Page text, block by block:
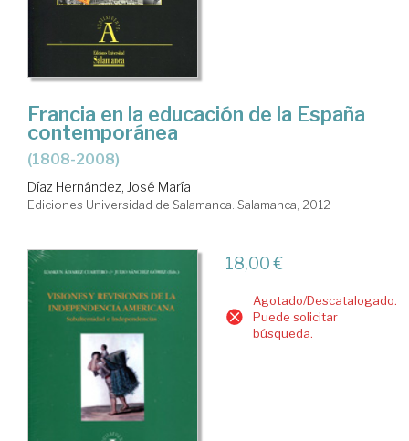
Francia en la educación de la España
contemporánea
(1808-2008)
Díaz Hernández, José María
Ediciones Universidad de Salamanca. Salamanca, 2012
18,00 €
Agotado/Descatalogado.
Puede solicitar
búsqueda.